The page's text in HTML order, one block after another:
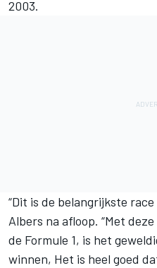
2003.
“Dit is de belangrijkste
Albers na afloop. “Met
de Formule 1, is het
winnen, Het is heel goed